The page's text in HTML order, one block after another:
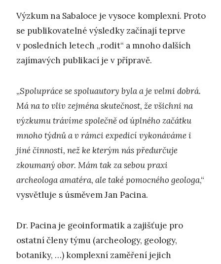
Výzkum na Sabaloce je vysoce komplexní. Proto
se publikovatelné výsledky začínají teprve
v posledních letech „rodit“ a mnoho dalších
zajímavých publikací je v přípravě.
„Spolupráce se spoluautory byla a je velmi dobrá.
Má na to vliv zejména skutečnost, že všichni na
výzkumu trávíme společně od úplného začátku
mnoho týdnů a v rámci expedicí vykonáváme i
jiné činnosti, než ke kterým nás předurčuje
zkoumaný obor. Mám tak za sebou praxi
archeologa amatéra, ale také pomocného geologa,“
vysvětluje s úsměvem Jan Pacina.
Dr. Pacina je geoinformatik a zajišťuje pro
ostatní členy týmu (archeology, geology,
botaniky, …) komplexní zaměření jejich